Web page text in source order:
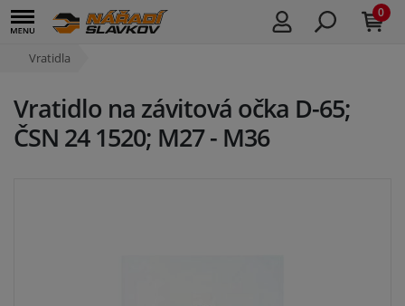
0
Vratidla
Vratidlo na závitová očka D-65;
ČSN 24 1520; M27 - M36